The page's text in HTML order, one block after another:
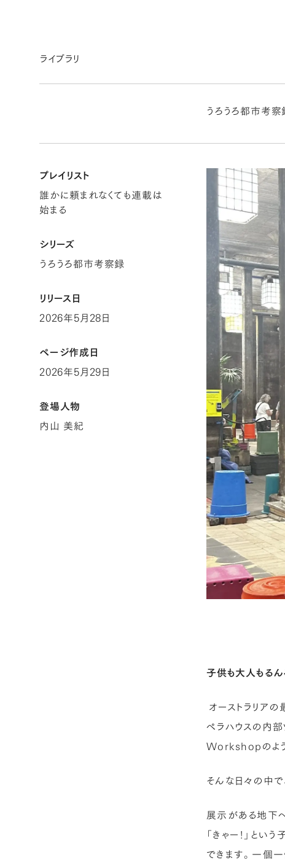
ライブラリ
うろうろ都市考
プレイリスト
誰かに頼まれなくても連載は
始まる
シリーズ
うろうろ都市考察録
リリース日
2026年5月28日
ページ作成日
2026年5月29日
登場人物
内山 美紀
子供も大人もるん
オーストラリア
ペラハウスの内
Workshopのよう
そんな日々の中
展示がある地下
「きゃー！」と
できます。一個